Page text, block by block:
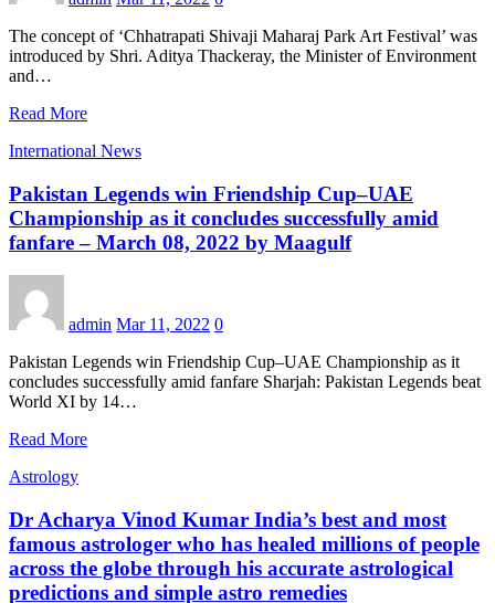
The concept of ‘Chhatrapati Shivaji Maharaj Park Art Festival’ was
introduced by Shri. Aditya Thackeray, the Minister of Environment
and…
Read More
International News
Pakistan Legends win Friendship Cup–UAE
Championship as it concludes successfully amid
fanfare – March 08, 2022 by Maagulf
admin Mar 11, 2022 0
Pakistan Legends win Friendship Cup–UAE Championship as it
concludes successfully amid fanfare Sharjah: Pakistan Legends beat
World XI by 14…
Read More
Astrology
Dr Acharya Vinod Kumar India’s best and most
famous astrologer who has healed millions of people
across the globe through his accurate astrological
predictions and simple astro remedies